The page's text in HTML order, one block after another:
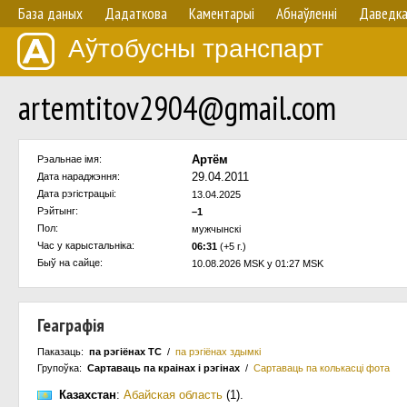
База даных Дадаткова Каментарыі Абнаўленнi Даведка
Аўтобусны транспарт
artemtitov2904@gmail.com
Рэальнае імя: Артём
Дата нараджэння: 29.04.2011
Дата рэгістрацыі:
13.04.2025
Рэйтынг:
–1
Пол:
мужчынскi
Час у карыстальнiка:
06:31 (+5 г.)
Быў на сайце:
10.08.2026 MSK у 01:27 MSK
Геаграфія
Паказаць: па рэгіёнах ТС / па рэгіёнах здымкі
Групоўка: Сартаваць па краiнах i рэгінах / Сартаваць па колькасцi фота
Казахстан: Абайская область (1).